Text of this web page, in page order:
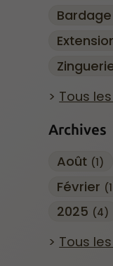
Bardage
Tous
Archives
Août (1)
Février
2025 (4)
Tous